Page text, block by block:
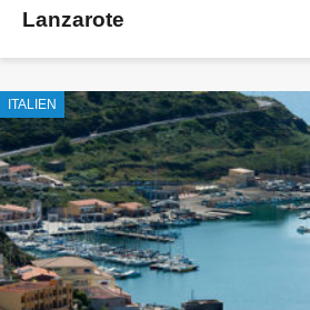
Lanzarote
ITALIEN